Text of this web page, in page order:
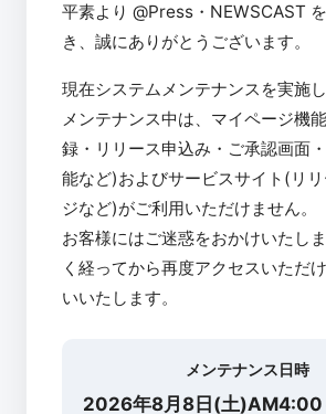
平素より @Press・NEWSCAST
き、誠にありがとうございます。
現在システムメンテナンスを実施し
メンテナンス中は、マイページ機
録・リリース申込み・ご承認画面
能など)およびサービスサイト(リ
ジなど)がご利用いただけません。
お客様にはご迷惑をおかけいたし
く経ってから再度アクセスいただ
いいたします。
メンテナンス日時
2026年8月8日(土